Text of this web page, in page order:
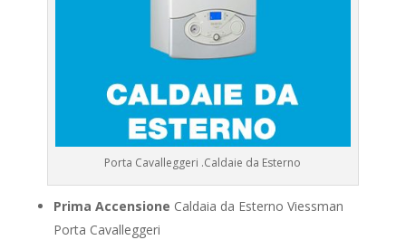
Porta Cavalleggeri .Caldaie da Esterno
Prima Accensione Caldaia da Esterno Viessman
Porta Cavalleggeri